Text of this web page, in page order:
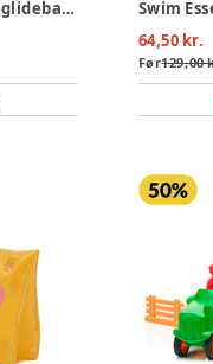
Swim Essentials Vandglidebane 550 cm - Crocodile
64,50 kr.
Før129,00